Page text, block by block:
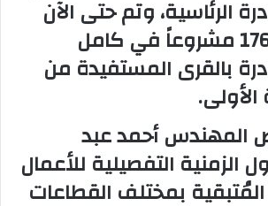
الرئاسية، وتم حتى الآن
استلام نحو 1768 مشروعاً في كامل
بالقرى المستفيدة من
المهندس أحمد عبد
الزمنية التفصيلية للأعمال
بمختلف القطاعات